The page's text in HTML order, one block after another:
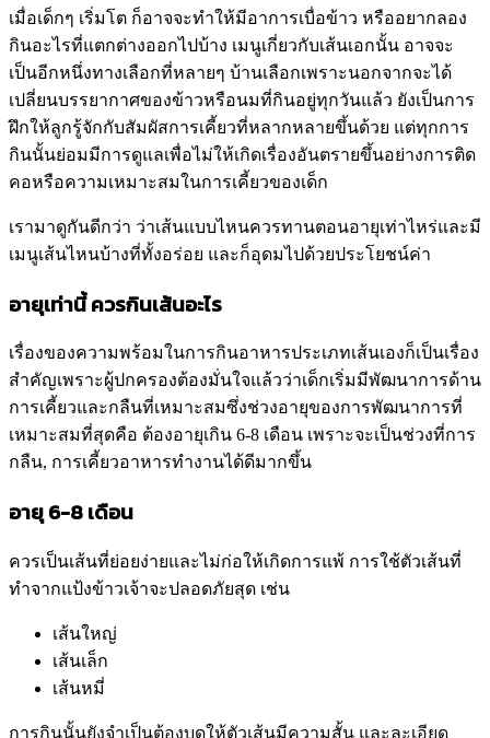
เมื่อเด็กๆ เริ่มโต ก็อาจจะทำให้มีอาการเบื่อข้าว หรืออยากลอง
กินอะไรที่แตกต่างออกไปบ้าง เมนูเกี่ยวกับเส้นเอกนั้น อาจจะ
เป็นอีกหนึ่งทางเลือกที่หลายๆ บ้านเลือกเพราะนอกจากจะได้
เปลี่ยนบรรยากาศของข้าวหรือนมที่กินอยู่ทุกวันแล้ว ยังเป็นการ
ฝึกให้ลูกรู้จักกับสัมผัสการเคี้ยวที่หลากหลายขึ้นด้วย แต่ทุกการ
กินนั้นย่อมมีการดูแลเพื่อไม่ให้เกิดเรื่องอันตรายขึ้นอย่างการติด
คอหรือความเหมาะสมในการเคี้ยวของเด็ก
เรามาดูกันดีกว่า ว่าเส้นแบบไหนควรทานตอนอายุเท่าไหร่และมี
เมนูเส้นไหนบ้างที่ทั้งอร่อย และก็อุดมไปด้วยประโยชน์ค่า
อายุเท่านี้ ควรกินเส้นอะไร
เรื่องของความพร้อมในการกินอาหารประเภทเส้นเองก็เป็นเรื่อง
สำคัญเพราะผู้ปกครองต้องมั่นใจแล้วว่าเด็กเริ่มมีพัฒนาการด้าน
การเคี้ยวและกลืนที่เหมาะสมซึ่งช่วงอายุของการพัฒนาการที่
เหมาะสมที่สุดคือ ต้องอายุเกิน 6-8 เดือน เพราะจะเป็นช่วงที่การ
กลืน, การเคี้ยวอาหารทำงานได้ดีมากขึ้น
อายุ 6-8 เดือน
ควรเป็นเส้นที่ย่อยง่ายและไม่ก่อให้เกิดการแพ้ การใช้ตัวเส้นที่
ทำจากแป้งข้าวเจ้าจะปลอดภัยสุด เช่น
เส้นใหญ่
เส้นเล็ก
เส้นหมี่
การกินนั้นยังจำเป็นต้องบดให้ตัวเส้นมีความสั้น และละเอียด